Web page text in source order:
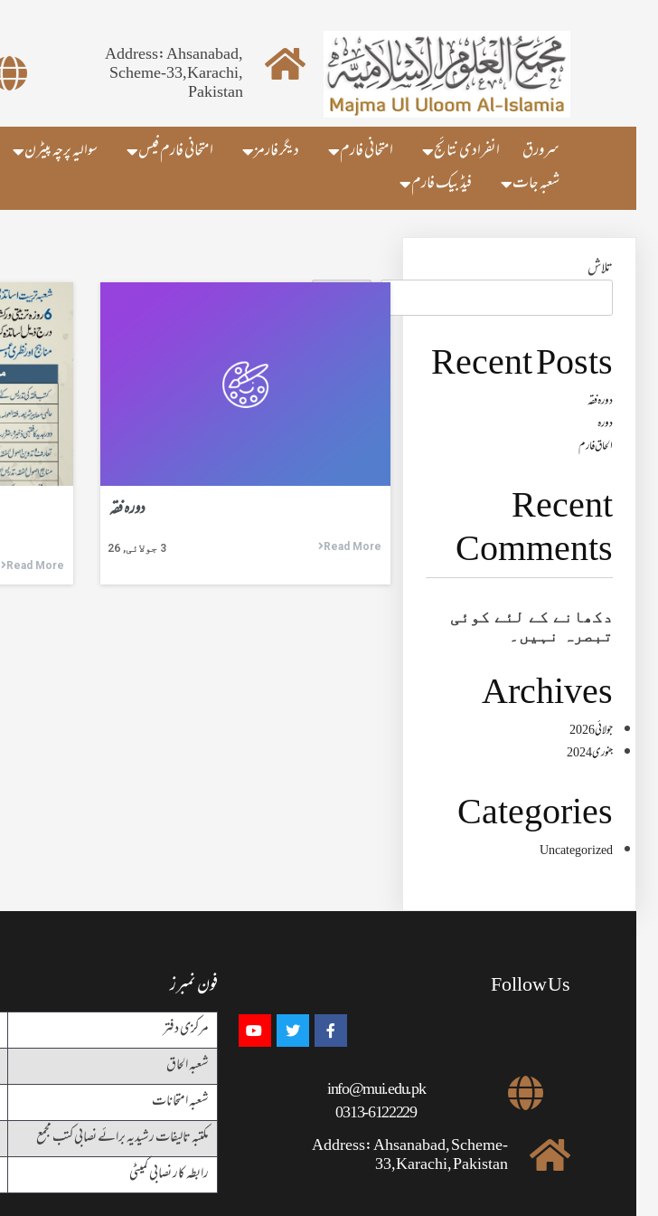
Address: Ahsanabad,
Scheme-33,Karachi,
Pakistan
سرورق انفرادی نتائج امتحانی فارم دیگر فارمز امتحانی فارم فیس سوالیہ پرچہ پیٹرن
شعبہ جات
فیڈ بیک فارم
دورہ فقہ
3 جولائی, 26 Read More
Read More
تلاش
Recent Posts
دورہ فقہ
دورہ
الحاق فارم
Recent
Comments
دکھانے کے لئے کوئی
تبصرہ نہیں۔
Archives
جولائی 2026
جنوری 2024
Categories
Uncategorized
Follow Us
info@mui.edu.pk
0313-6122229
Address: Ahsanabad, Scheme-
33,Karachi, Pakistan
فون نمبرز
مرکزی دفتر
شعبہ الحاق
شعبہ امتحانات
مکتبہ تالیفات رشیدیہ برائے نصابی کتب مجمع
رابطہ کار نصابی کمیٹی